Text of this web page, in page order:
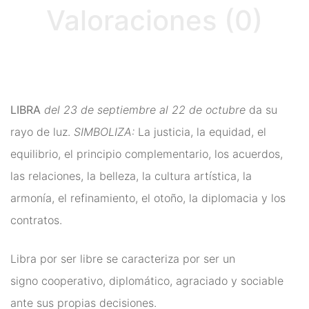
Cartas de Tarot
Chakras
Minerales Mágicos
Para La Salud
LIBRA del 23 de septiembre al 22 de octubre da su
rayo de luz. SIMBOLIZA: La justicia, la equidad, el
equilibrio, el principio complementario, los acuerdos,
las relaciones, la belleza, la cultura artística, la
armonía, el refinamiento, el otoño, la diplomacia y los
contratos.
Libra por ser libre se caracteriza por ser un
signo cooperativo, diplomático, agraciado y sociable
ante sus propias decisiones.